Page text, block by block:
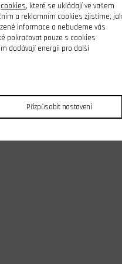
cookies, které se ukládají ve vašem
a reklamním cookies zjistíme, jak
informace a nebudeme vás
pokračovat pouze s cookies
dodávají energii pro další
Přizpůsobit nastavení